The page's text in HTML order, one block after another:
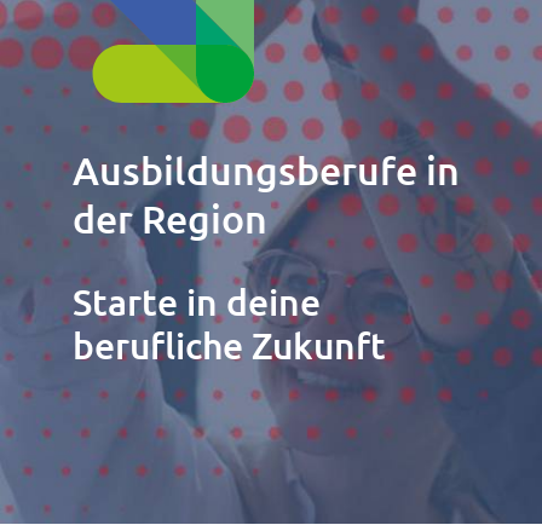
Ausbildungsberufe in
der Region
Starte in deine
berufliche Zukunft